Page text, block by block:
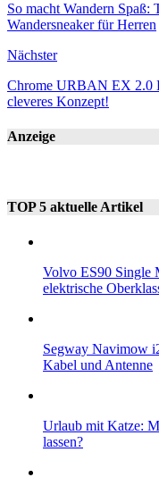
So macht Wandern Spaß:
Wandersneaker für Herren
Nächster
Chrome URBAN EX 2.0
cleveres Konzept!
Anzeige
TOP 5 aktuelle Artikel
Volvo ES90 Single
elektrische
Segway Navimow
Kabel und Antenne
Urlaub mit Katze:
lassen?